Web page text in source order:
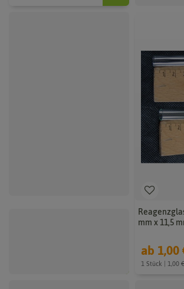
mm x 11,5
ab 1,00
1 Stück | 1,00